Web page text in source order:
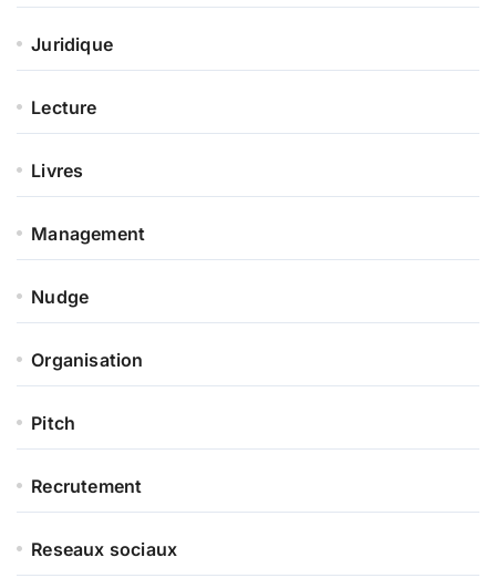
Juridique
Lecture
Livres
Management
Nudge
Organisation
Pitch
Recrutement
Reseaux sociaux